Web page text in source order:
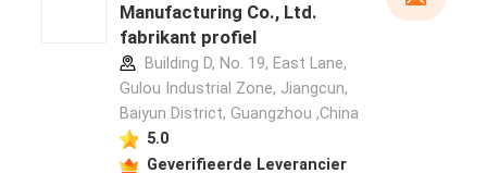
Manufacturing Co., Ltd.
fabrikant profiel
Building D, No. 19, East Lane,
Gulou Industrial Zone, Jiangcun,
Baiyun District, Guangzhou ,China
5.0
Geverifieerde Leverancier